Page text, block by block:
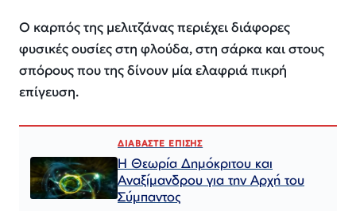
Ο καρπός της μελιτζάνας περιέχει διάφορες
φυσικές ουσίες στη φλούδα, στη σάρκα και στους
σπόρους που της δίνουν μία ελαφριά πικρή
επίγευση.
ΔΙΑΒΑΣΤΕ ΕΠΙΣΗΣ
Η Θεωρία Δημόκριτου και
Αναξίμανδρου για την Αρχή του
Σύμπαντος